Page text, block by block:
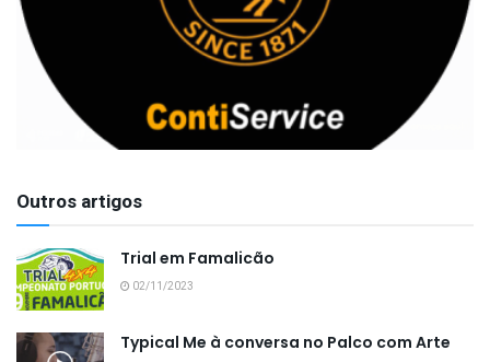
Outros artigos
Trial em Famalicão
02/11/2023
Typical Me à conversa no Palco com Arte